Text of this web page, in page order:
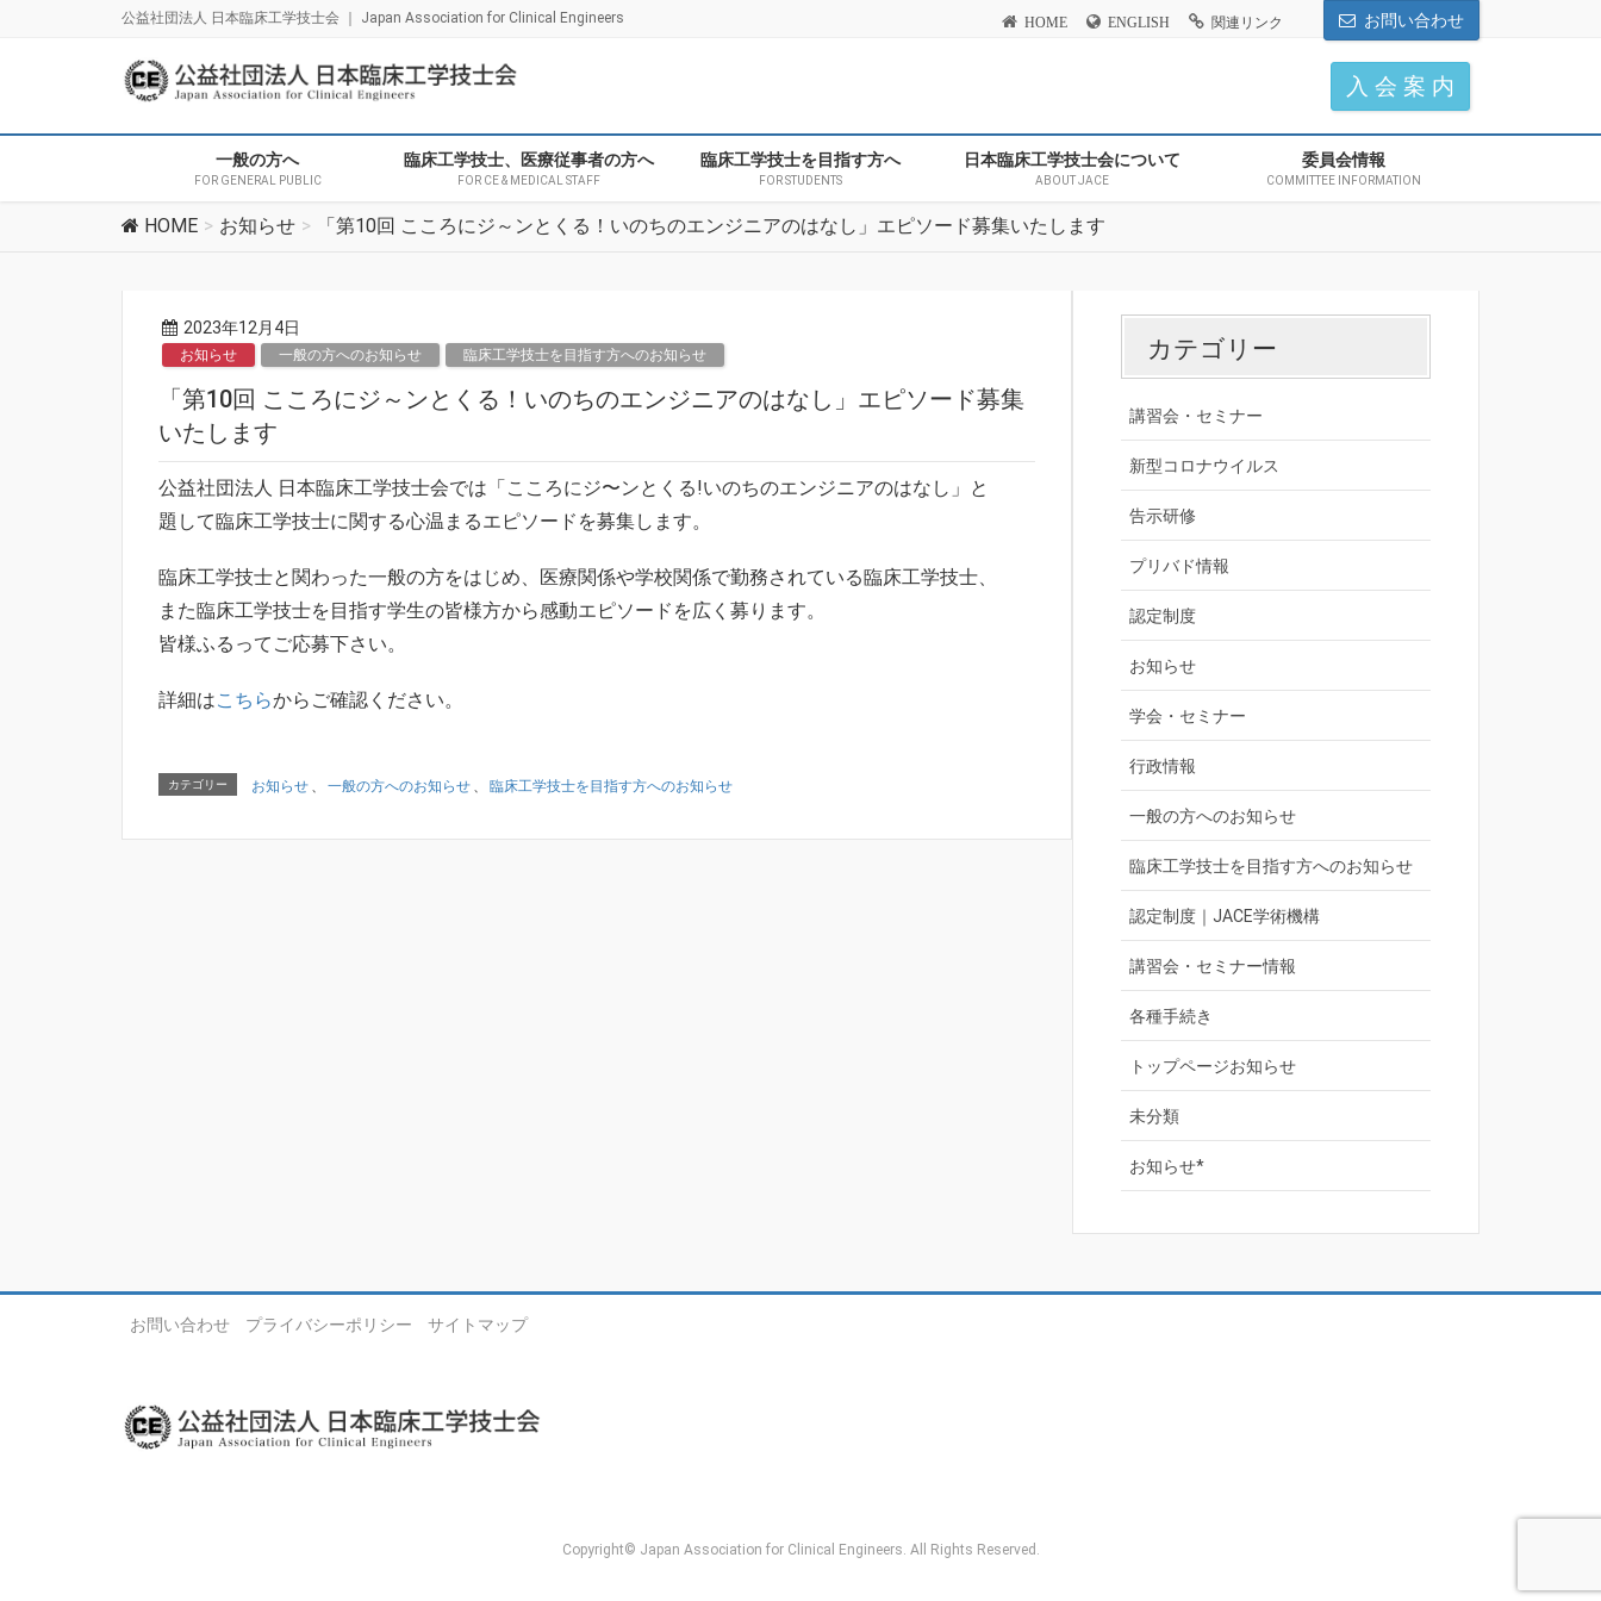
公益社団法人 日本臨床工学技士会 ｜ Japan Association for Clinical Engineers HOME ENGLISH 関連リンク お問い合わせ
入 会 案 内
一般の方へ
FOR GENERAL PUBLIC
臨床工学技士、医療従事者の方へ
FOR CE & MEDICAL STAFF
臨床工学技士を目指す方へ
FOR STUDENTS
日本臨床工学技士会について
ABOUT JACE
委員会情報
COMMITTEE INFORMATION
HOME お知らせ 「第10回 こころにジ～ンとくる！いのちのエンジニアのはなし」エピソード募集いたします
2023年12月4日
お知らせ 一般の方へのお知らせ 臨床工学技士を目指す方へのお知らせ
「第10回 こころにジ～ンとくる！いのちのエンジニアのはなし」エピソード募集
いたします
公益社団法人 日本臨床工学技士会では「こころにジ〜ンとくる!いのちのエンジニアのはなし」と
題して臨床工学技士に関する心温まるエピソードを募集します。
臨床工学技士と関わった一般の方をはじめ、医療関係や学校関係で勤務されている臨床工学技士、
また臨床工学技士を目指す学生の皆様方から感動エピソードを広く募ります。
皆様ふるってご応募下さい。
詳細はこちらからご確認ください。
カテゴリー お知らせ 一般の方へのお知らせ 臨床工学技士を目指す方へのお知らせ
カテゴリー
講習会・セミナー
新型コロナウイルス
告示研修
プリバド情報
認定制度
お知らせ
学会・セミナー
行政情報
一般の方へのお知らせ
臨床工学技士を目指す方へのお知らせ
認定制度｜JACE学術機構
講習会・セミナー情報
各種手続き
トップページお知らせ
未分類
お知らせ*
お問い合わせ プライバシーポリシー サイトマップ
Copyright© Japan Association for Clinical Engineers. All Rights Reserved.